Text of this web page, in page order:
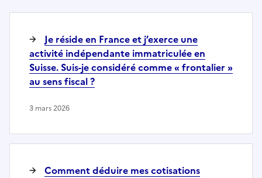
Je réside en France et j’exerce une
activité indépendante immatriculée en
Suisse. Suis-je considéré comme « frontalier »
au sens fiscal ?
3 mars 2026
Comment déduire mes cotisations